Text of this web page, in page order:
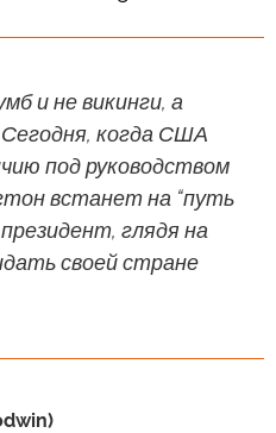
и не викинги, а
когда США
под руководством
встанет на “путь
глядя на
своей стране